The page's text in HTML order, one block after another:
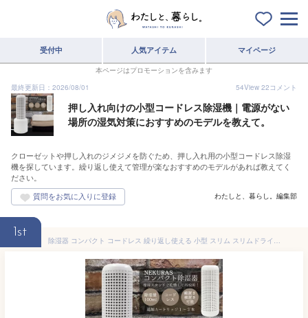
受付中 人気アイテム マイページ
本ページはプロモーションを含みます
最終更新日：2026/08/01
54View 22コメント
押し入れ向けの小型コードレス除湿機｜電源がない
場所の湿気対策におすすめのモデルを教えて。
クローゼットや押し入れのジメジメを防ぐため、押し入れ用の小型コードレス除湿
機を探しています。繰り返し使えて管理が楽なおすすめのモデルがあれば教えてく
ださい。
わたしと、暮らし。編集部
1st
除湿器 コンパクト コードレス 繰り返し使える 小型 スリム スリムドライ 防カビ 静音 無音 クローゼット タンス 室内 シリカゲル 湿気取り 梅雨対策 衣類乾燥 乾燥剤 吸湿 乾燥器 梅雨 お風呂場 FJ9000